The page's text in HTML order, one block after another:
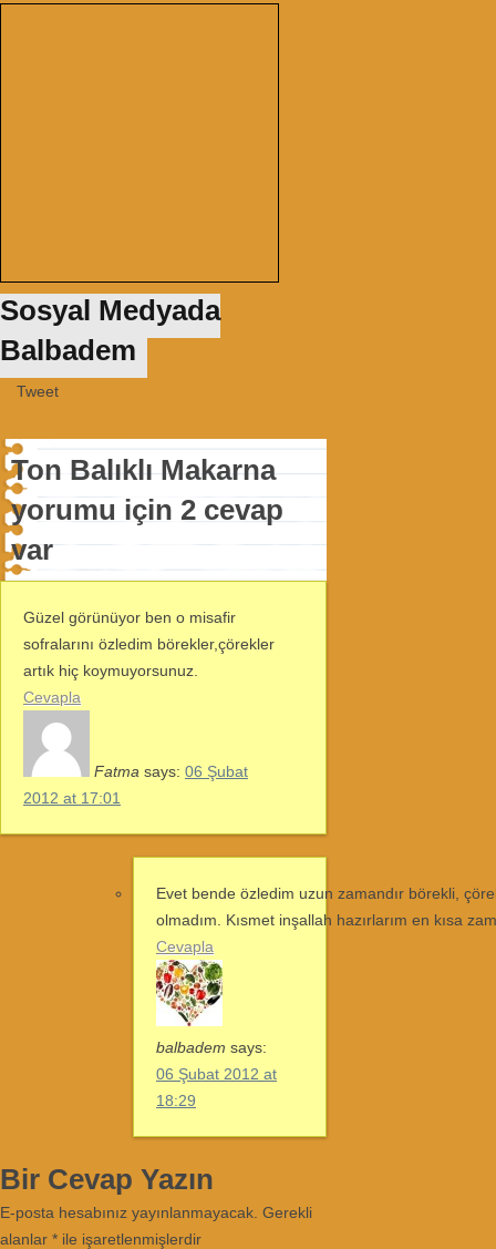
Sosyal Medyada
Balbadem
Tweet
Ton Balıklı Makarna
yorumu için 2 cevap
var
Güzel görünüyor ben o misafir
sofralarını özledim börekler,çörekler
artık hiç koymuyorsunuz.
Cevapla
Fatma says: 06 Şubat
2012 at 17:01
Evet bende özledim uzun zamandır börekli,
olmadım. Kısmet inşallah hazırlarım en kısa
Cevapla
balbadem says:
06 Şubat 2012 at
18:29
Bir Cevap Yazın
E-posta hesabınız yayınlanmayacak. Gerekli
alanlar * ile işaretlenmişlerdir